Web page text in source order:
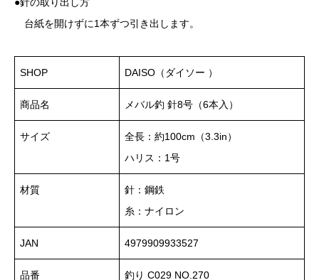
●針の取り出し方
台紙を開けずに1本ずつ引き出します。
SHOP DAISO（ダイソー ）
商品名 メバル釣 針8号（6本入）
サイズ
全長：約100cm（3.3in）
ハリス：1号
材質
針：鋼鉄
糸：ナイロン
JAN 4979909933527
品番 釣り C029 NO.270